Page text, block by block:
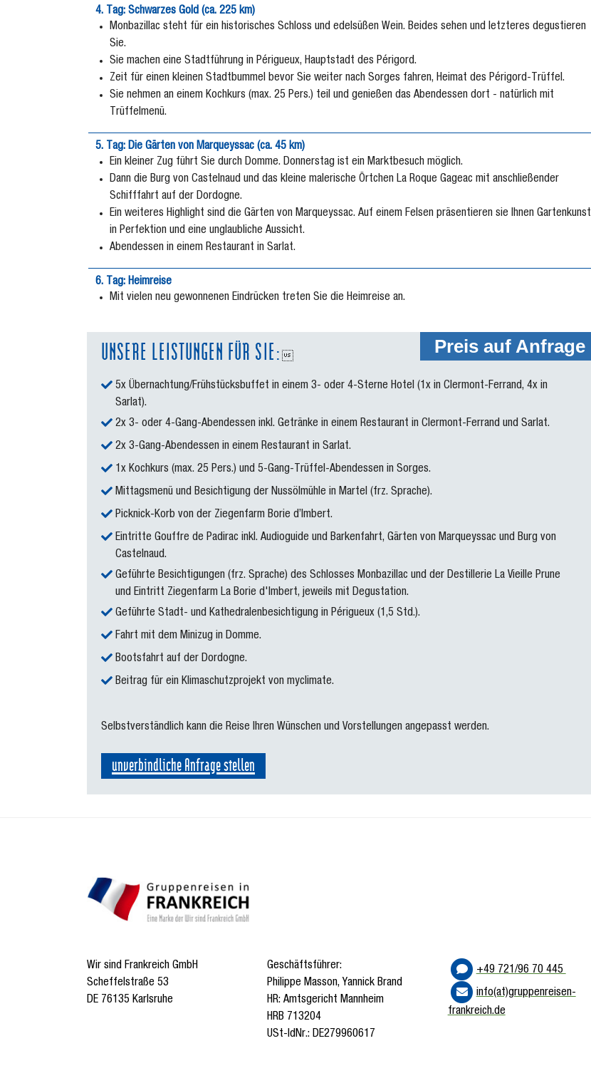
4. Tag: Schwarzes Gold (ca. 225 km)
Monbazillac steht für ein historisches Schloss und edelsüßen Wein. Beides sehen und letzteres degustieren
Sie.
Sie machen eine Stadtführung in Périgueux, Hauptstadt des Périgord.
Zeit für einen kleinen Stadtbummel bevor Sie weiter nach Sorges fahren, Heimat des Périgord-Trüffel.
Sie nehmen an einem Kochkurs (max. 25 Pers.) teil und genießen das Abendessen dort - natürlich mit
Trüffelmenü.
5. Tag: Die Gärten von Marqueyssac (ca. 45 km)
Ein kleiner Zug führt Sie durch Domme. Donnerstag ist ein Marktbesuch möglich.
Dann die Burg von Castelnaud und das kleine malerische Örtchen La Roque Gageac mit anschließender
Schifffahrt auf der Dordogne.
Ein weiteres Highlight sind die Gärten von Marqueyssac. Auf einem Felsen präsentieren sie Ihnen Gartenkunst
in Perfektion und eine unglaubliche Aussicht.
Abendessen in einem Restaurant in Sarlat.
6. Tag: Heimreise
Mit vielen neu gewonnenen Eindrücken treten Sie die Heimreise an.
Preis auf Anfrage
UNSERE LEISTUNGEN FÜR SIE:
5x Übernachtung/Frühstücksbuffet in einem 3- oder 4-Sterne Hotel (1x in Clermont-Ferrand, 4x in
Sarlat).
2x 3- oder 4-Gang-Abendessen inkl. Getränke in einem Restaurant in Clermont-Ferrand und Sarlat.
2x 3-Gang-Abendessen in einem Restaurant in Sarlat.
1x Kochkurs (max. 25 Pers.) und 5-Gang-Trüffel-Abendessen in Sorges.
Mittagsmenü und Besichtigung der Nussölmühle in Martel (frz. Sprache).
Picknick-Korb von der Ziegenfarm Borie d’Imbert.
Eintritte Gouffre de Padirac inkl. Audioguide und Barkenfahrt, Gärten von Marqueyssac und Burg von
Castelnaud.
Geführte Besichtigungen (frz. Sprache) des Schlosses Monbazillac und der Destillerie La Vieille Prune
und Eintritt Ziegenfarm La Borie d'Imbert, jeweils mit Degustation.
Geführte Stadt- und Kathedralenbesichtigung in Périgueux (1,5 Std.).
Fahrt mit dem Minizug in Domme.
Bootsfahrt auf der Dordogne.
Beitrag für ein Klimaschutzprojekt von myclimate.
Selbstverständlich kann die Reise Ihren Wünschen und Vorstellungen angepasst werden.
unverbindliche Anfrage stellen
Wir sind Frankreich GmbH
Scheffelstraße 53
DE 76135 Karlsruhe
Geschäftsführer:
Philippe Masson, Yannick Brand
HR: Amtsgericht Mannheim
HRB 713204
USt-IdNr.: DE279960617
+49 721/96 70 445
info(at)gruppenreisen-
frankreich.de